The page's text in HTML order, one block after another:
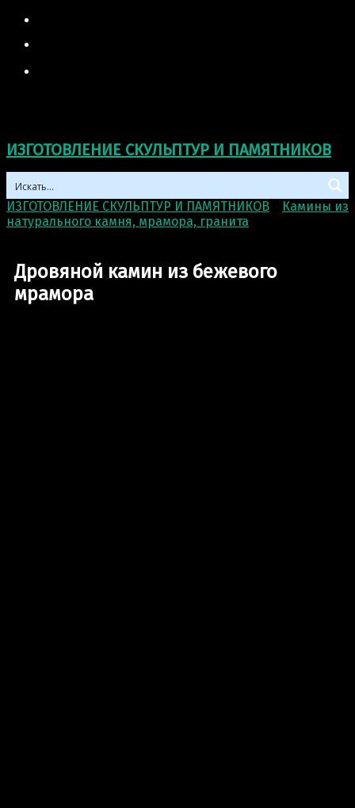
ИЗГОТОВЛЕНИЕ СКУЛЬПТУР И ПАМЯТНИКОВ
ИЗГОТОВЛЕНИЕ СКУЛЬПТУР И ПАМЯТНИКОВ
Камины из
натурального камня, мрамора, гранита
Дровяной камин из бежевого
мрамора